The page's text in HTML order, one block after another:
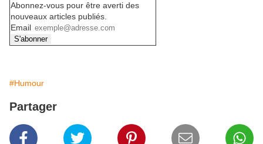
Abonnez-vous pour être averti des
nouveaux articles publiés.
Email
#Humour
Partager